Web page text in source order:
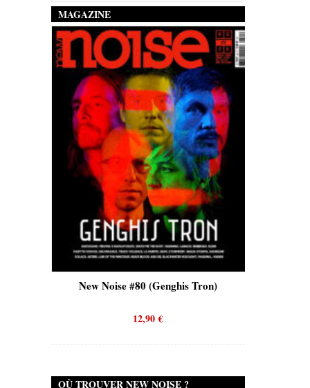
MAGAZINE
New Noise #80 (Genghis Tron)
12,90€
OÙ TROUVER NEW NOISE ?